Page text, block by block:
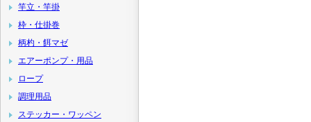
竿立・竿掛
枠・仕掛巻
柄杓・餌マゼ
エアーポンプ・用品
ロープ
調理用品
ステッカー・ワッペン